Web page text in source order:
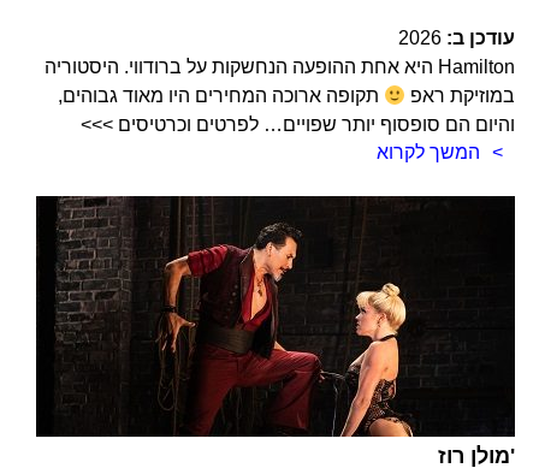
עודכן ב: 2026
Hamilton היא אחת ההופעה הנחשקות על ברודווי. היסטוריה
במוזיקת ראפ
תקופה ארוכה המחירים היו מאוד גבוהים,
והיום הם סופסוף יותר שפויים… לפרטים וכרטיסים >>>
המשך לקרוא
מולן רוז'